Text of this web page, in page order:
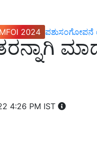
MFOI 2024 ಪಶುಸಂಗೋಪನೆ
4:26 PM IST